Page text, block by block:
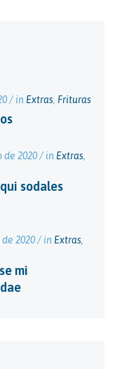
/ in Extras, Frituras
de 2020 / in Extras,
sodales
2020 / in Extras,
mi